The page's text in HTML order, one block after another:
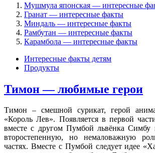
Мушмула японская — интересные
Гранат — интересные факты
Миндаль — интересные факты
Рамбутан — интересные факты
Карамбола — интересные факты
Интересные факты детям
Продукты
Тимон — любимые герои
Тимон – смешной сурикат, герой
«Король Лев». Появляется в первой
вместе с другом Пумбой львёнка Симбу
второстепенную, но немаловажную
частях. Вместе с Пумбой следует идее